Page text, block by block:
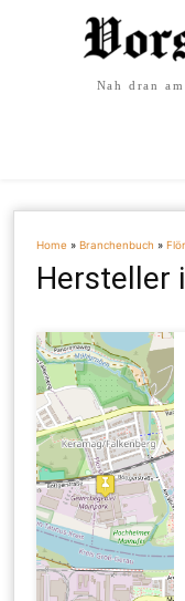
Nah dran
Home »Branchenbuch »
Hersteller